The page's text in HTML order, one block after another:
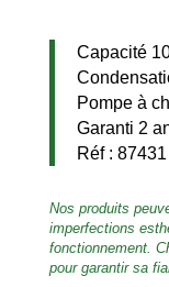
Capacité
Pompe à
Garanti 2
Réf : 87431
Nos produits
imperfections
fonctionnement.
pour garantir sa